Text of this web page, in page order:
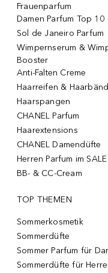
Frauenparfum
Damen Parfum Top 10
Sol de Janeiro Parfum
Wimpernserum &
Booster
Anti-Falten Creme
Haarreifen &
Haarspangen
CHANEL Parfum
Haarextensions
CHANEL Damendüfte
Herren Parfum im SALE
BB- & CC-Cream
TOP THEMEN
Sommerkosmetik
Sommerdüfte
Sommer Parfum für
Sommerdüfte für